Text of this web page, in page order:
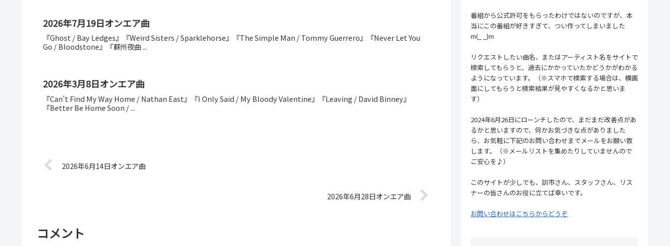
2026年7月19日オンエア曲
『Ghost / Bay Ledges』『Weird Sisters / Sparklehorse』『The Simple Man / Tommy Guerrero』『Never Let You
Go / Bloodstone』『蘇州夜曲 ...
2026年3月8日オンエア曲
『Can't Find My Way Home / Nathan East』『I Only Said / My Bloody Valentine』『Leaving / David Binney』
『Better Be Home Soon / ...
2026年6月14日オンエア曲
2026年6月28日オンエア曲
コメント
番組から公式許可をもらったわけではないのですが、本
当にこの番組が好きすぎて、つい作ってしまいました
m(_ _)m
リクエストしたい曲名、またはアーティスト名をサイトで
検索してもらうと、過去にかかっていたかどうかがわかる
ようになっています。（※スマホで検索する場合は、横画
面にしてもらうと検索結果が見やすくなるかと思いま
す）
2024年6月26日にローンチしたので、まだまだ改善点があ
るかと思いますので、何かお気づきな点がありました
ら、お気軽に下記のお問い合わせまでメールをお願い致
します。（※メールリストを集めたりしていませんので
ご安心を♪）
このサイトが少しでも、訓市さん、スタッフさん、リス
ナーの皆さんのお役に立てば幸いです。
お問い合わせはこちらからどうぞ